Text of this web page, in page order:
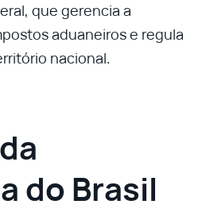
que gerencia a
aduaneiros e regula
nacional.
do Brasil